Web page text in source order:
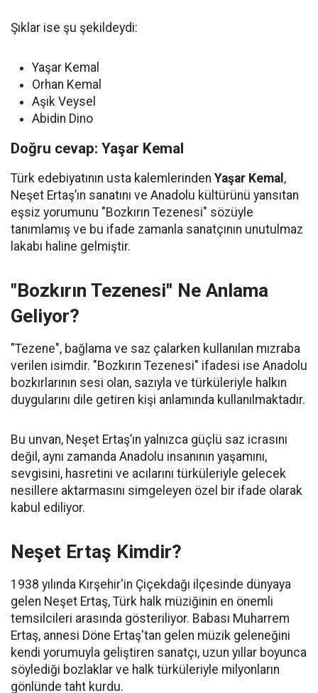
Şıklar ise şu şekildeydi:
Yaşar Kemal
Orhan Kemal
Aşık Veysel
Abidin Dino
Doğru cevap: Yaşar Kemal
Türk edebiyatının usta kalemlerinden Yaşar Kemal ,
Neşet Ertaş’ın sanatını ve Anadolu kültürünü yansıtan
eşsiz yorumunu "Bozkırın Tezenesi" sözüyle
tanımlamış ve bu ifade zamanla sanatçının unutulmaz
lakabı haline gelmiştir.
"Bozkırın Tezenesi" Ne Anlama
Geliyor?
"Tezene", bağlama ve saz çalarken kullanılan mızraba
verilen isimdir. "Bozkırın Tezenesi" ifadesi ise Anadolu
bozkırlarının sesi olan, sazıyla ve türküleriyle halkın
duygularını dile getiren kişi anlamında kullanılmaktadır.
Bu unvan, Neşet Ertaş’ın yalnızca güçlü saz icrasını
değil, aynı zamanda Anadolu insanının yaşamını,
sevgisini, hasretini ve acılarını türküleriyle gelecek
nesillere aktarmasını simgeleyen özel bir ifade olarak
kabul ediliyor.
Neşet Ertaş Kimdir?
1938 yılında Kırşehir'in Çiçekdağı ilçesinde dünyaya
gelen Neşet Ertaş, Türk halk müziğinin en önemli
temsilcileri arasında gösteriliyor. Babası Muharrem
Ertaş, annesi Döne Ertaş'tan gelen müzik geleneğini
kendi yorumuyla geliştiren sanatçı, uzun yıllar boyunca
söylediği bozlaklar ve halk türküleriyle milyonların
gönlünde taht kurdu.